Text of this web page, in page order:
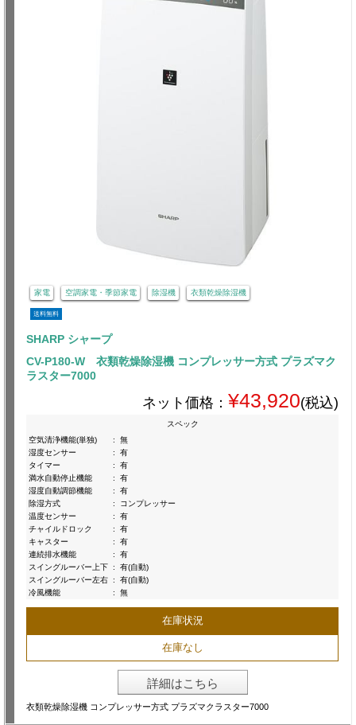
家電 空調家電・季節家電 除湿機 衣類乾燥除湿機
送料無料
SHARP シャープ
CV-P180-W 衣類乾燥除湿機 コンプレッサー方式 プラズマク
ラスター7000
ネット価格： ¥43,920(税込)
スペック
空気清浄機能(単独)
:
無
湿度センサー
:
有
タイマー
:
有
満水自動停止機能
:
有
湿度自動調節機能
:
有
除湿方式
:
コンプレッサー
温度センサー
:
有
チャイルドロック
:
有
キャスター
:
有
連続排水機能
:
有
スイングルーバー上下 :
有(自動)
スイングルーバー左右 :
有(自動)
冷風機能
: 無
在庫状況
在庫なし
詳細はこちら
衣類乾燥除湿機 コンプレッサー方式 プラズマクラスター7000